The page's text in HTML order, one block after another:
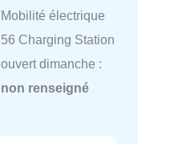
Mobilité électrique
56 Charging Station
ouvert dimanche :
non renseigné